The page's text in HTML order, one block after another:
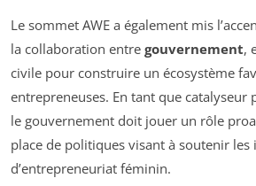
Le sommet AWE a également mis
la collaboration entre gouvernement,
civile pour construire un écosystème
entrepreneuses. En tant que catalyseur
le gouvernement doit jouer un rôle
place de politiques visant à soutenir les
d’entrepreneuriat féminin.